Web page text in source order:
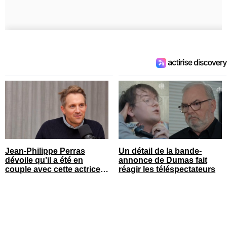
Jean-Philippe Perras
dévoile qu’il a été en
couple avec cette actrice
Un détail de la bande-
annonce de Dumas fait
réagir les téléspectateurs